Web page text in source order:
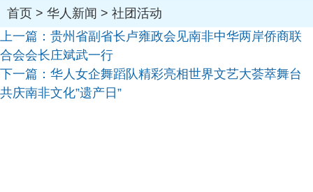
首页 > 华人新闻 > 社团活动
上一篇： 贵州省副省长卢雍政会见南非中华两岸侨商联
合会会长庄斌武一行
下一篇： 华人女企舞蹈队精彩亮相世界文艺大荟萃舞台
共庆南非文化”遗产日”